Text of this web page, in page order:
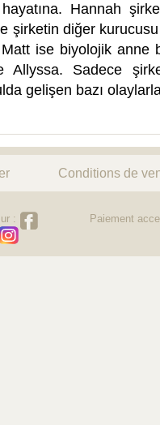
Hannah
şirketin diğer
ise biyolojik anne
Sadece
gelişen bazı
Conditions de
: Paiement